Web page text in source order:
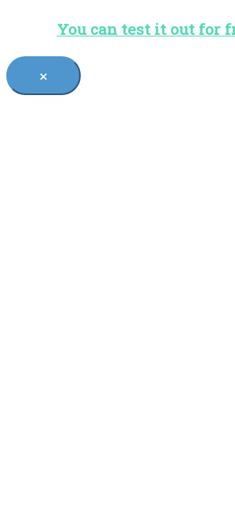
You can test it out for
×